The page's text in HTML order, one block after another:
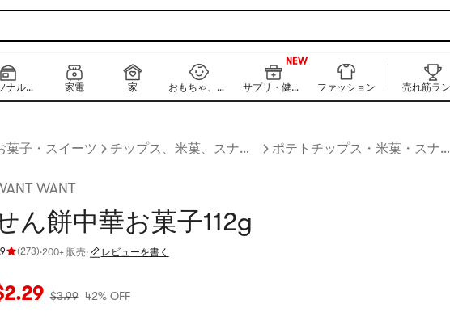
パーソナルケア 家電 家 おもちゃ、キッズ、ベビー サプリ・健康食品
NEW
ファッション
菓子・スイーツ チップス、米菓、スナック菓子 ポテトチップス・米菓・スナック菓子
WANT
ん餅中華お菓子112g
(273)
価 4.9 つ星、5 つ星満点
·200+ 販売· レビューを書く
在の価格：$2.29
2.29 $3.99 42% OFF